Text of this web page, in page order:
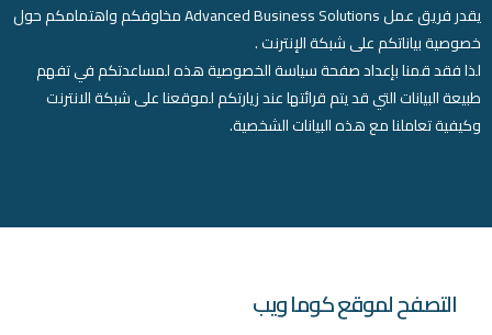
يقدر فريق عمل Advanced Business Solutions مخاوفكم واهتمامكم حول
خصوصية بياناتكم على شبكة الإنترنت .
لذا فقد قمنا بإعداد صفحة سياسة الخصوصية هذه لمساعدتكم في تفهم
طبيعة البيانات التي قد يتم قرائتها عند زيارتكم لموقعنا على شبكة الانترنت
وكيفية تعاملنا مع هذه البيانات الشخصية.
التصفح لموقع كوما ويب